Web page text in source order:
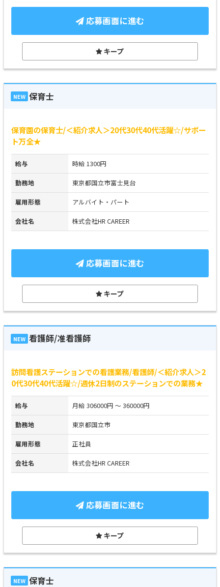
応募画面に進む
キープ
NEW 保育士
保育園の保育士/＜紹介求人＞20代30代40代活躍☆/サポー
ト万全★
給与 時給 1300円
勤務地 東京都国立市富士見台
雇用形態 アルバイト・パート
会社名 株式会社HR CAREER
応募画面に進む
キープ
NEW 看護師/准看護師
訪問看護ステーションでの看護業務/看護師/＜紹介求人＞2
0代30代40代活躍☆/週休2日制のステーションでの業務★
給与 月給 306000円 ～ 360000円
勤務地 東京都国立市
雇用形態 正社員
会社名 株式会社HR CAREER
応募画面に進む
キープ
NEW 保育士